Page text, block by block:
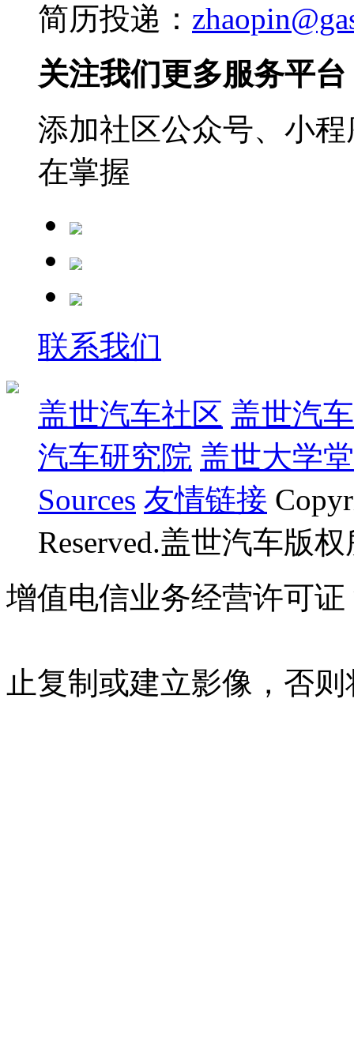
简历投递：
关注我们更多服务平台
添加社区公众号、小
在掌握
联系我们
盖世汽车社区 盖世汽
汽车研究院 盖世大学堂
Sources 友情链接
Reserved.盖世汽车版
增值电信业务经营许可证
止复制或建立影像，否